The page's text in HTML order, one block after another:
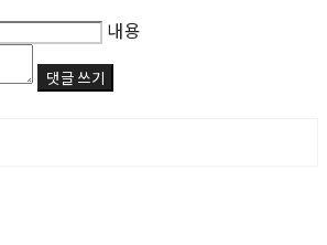
내용
댓글 쓰기